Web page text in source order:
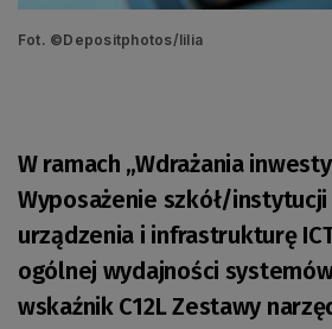
Fot. ©Depositphotos/lilia
W ramach „Wdrażania
Wyposażenie szkół/
urządzenia i infrastrukturę
ogólnej wydajności
wskaźnik C12L Zestawy